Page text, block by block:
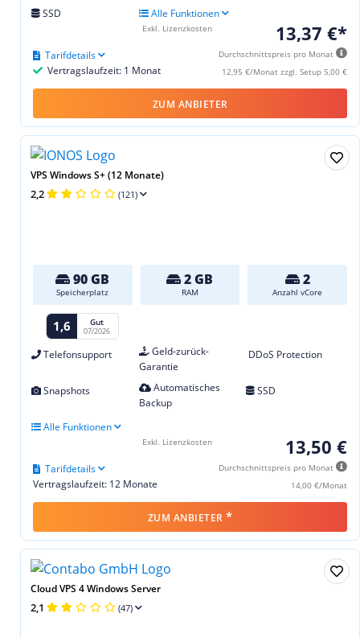
SSD
Alle Funktionen
13,37 €*
Durchschnittspreis pro Monat
12,95 €/Monat zzgl. Setup 5,00 €
Vertragslaufzeit: 1 Monat
Tarifdetails
Exkl. Lizenzkosten
ZUM ANBIETER
VPS Windows S+ (12 Monate)
2,2 (121)
90 GB
Speicherplatz
2 GB
RAM
2
Anzahl vCore
1,6 Gut
07/2026
Telefonsupport
Geld-zurück-
Garantie
DDoS Protection
Snapshots
Automatisches
Backup
SSD
Alle Funktionen
13,50 €
Durchschnittspreis pro Monat
14,00 €/Monat
Vertragslaufzeit: 12 Monate
Tarifdetails
Exkl. Lizenzkosten
ZUM ANBIETER *
Cloud VPS 4 Windows Server
2,1 (47)